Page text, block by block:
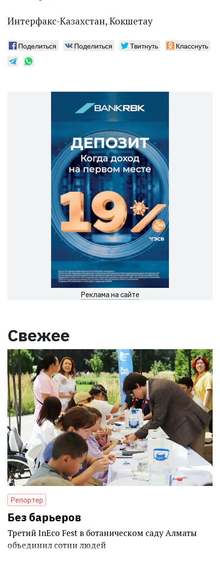
Интерфакс-Казахстан, Кокшетау
Поделиться Поделиться Твитнуть Класснуть
Реклама на сайте
Свежее
Репортер
Без барьеров
Третий InEco Fest в ботаническом саду Алматы
объединил сотни людей